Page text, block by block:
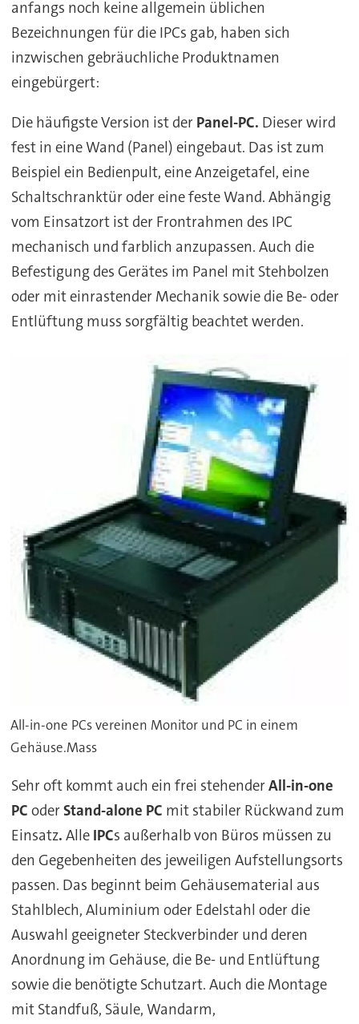
anfangs noch keine allgemein üblichen
Bezeichnungen für die IPCs gab, haben sich
inzwischen gebräuchliche Produktnamen
eingebürgert:
Die häufigste Version ist der Panel-PC. Dieser wird
fest in eine Wand (Panel) eingebaut. Das ist zum
Beispiel ein Bedienpult, eine Anzeigetafel, eine
Schaltschranktür oder eine feste Wand. Abhängig
vom Einsatzort ist der Frontrahmen des IPC
mechanisch und farblich anzupassen. Auch die
Befestigung des Gerätes im Panel mit Stehbolzen
oder mit einrastender Mechanik sowie die Be- oder
Entlüftung muss sorgfältig beachtet werden.
All-in-one PCs vereinen Monitor und PC in einem
Gehäuse.Mass
Sehr oft kommt auch ein frei stehenderAll-in-one
PC oderStand-alone PC mit stabiler Rückwand zum
Einsatz. Alle IPCs außerhalb von Büros müssen zu
den Gegebenheiten des jeweiligen Aufstellungsorts
passen. Das beginnt beim Gehäusematerial aus
Stahlblech, Aluminium oder Edelstahl oder die
Auswahl geeigneter Steckverbinder und deren
Anordnung im Gehäuse, die Be- und Entlüftung
sowie die benötigte Schutzart. Auch die Montage
mit Standfuß, Säule, Wandarm,